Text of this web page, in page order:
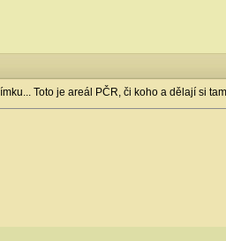
Toto je areál PČR, či koho a dělají si